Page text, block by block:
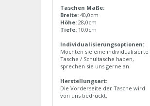
Taschen Maße:
Breite: 40,0cm
Höhe: 28,0cm
Tiefe: 10,0cm
Individualisierungsoptionen:
Möchten sie eine individualisierte
Tasche / Schultasche haben,
sprechen sie uns gerne an.
Herstellungsart:
Die Vorderseite der Tasche wird
von uns bedruckt.